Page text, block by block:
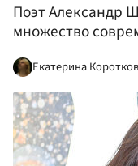
Поэт Александр
множество
Екатерина